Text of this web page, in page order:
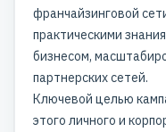
франчайзинговой
практическими
бизнесом,
партнерских сетей.
Ключевой целью
этого личного и